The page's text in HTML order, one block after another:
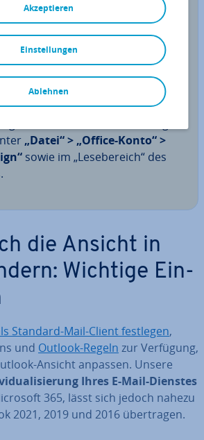
die Ansichten für das Outlook-E-
Kontakte und Aufgaben
im Reiter „
“ und
„An­sich­ten­ein­stel­lun­gen
„Datei“ > „Office-Konto“ >
sowie im „Le­se­be­reich“ des
die Ansicht in
Wichtige Ein­
Standard-Mail-Client festlegen,
und Outlook-Regeln zur Verfügung,
Ansicht anpassen. Unsere
Ihres E-Mail-Dienstes
365, lässt sich jedoch nahezu
2021, 2019 und 2016 über­tra­gen.
Akzeptieren
Ablehnen
Einstellungen